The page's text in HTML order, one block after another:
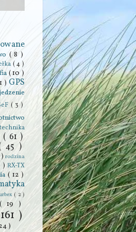
( 8 )
( 4 )
( 10 )
) GPS
jedzenie
( 3 )
( 61 )
45 )
) rodzina
)RX-TX
( 12 )
( 2 )
( 19 )
)
)